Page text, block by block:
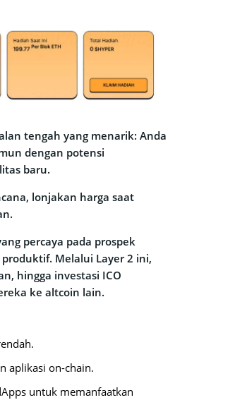
tengah yang menarik: Anda
dengan potensi
baru.
lonjakan harga saat
percaya pada prospek
Melalui Layer 2 ini,
hingga investasi ICO
ke altcoin lain.
aplikasi on-chain.
untuk memanfaatkan